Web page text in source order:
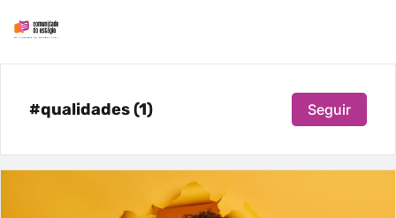
#qualidades (1) Seguir